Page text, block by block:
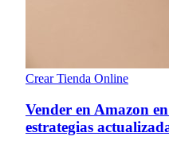
Crear Tienda Online
Vender en Amazon
estrategias